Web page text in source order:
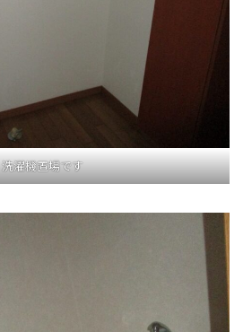
洗濯機置場です